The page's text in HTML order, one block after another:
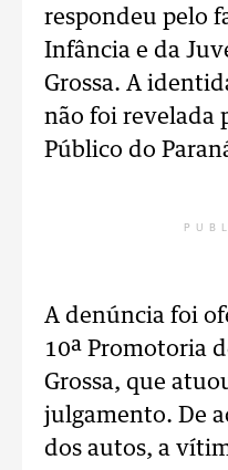
respondeu pelo
Infância e da
Grossa. A
não foi revelada
Público do
A denúncia foi
10ª Promotoria
Grossa, que
julgamento. De
dos autos, a